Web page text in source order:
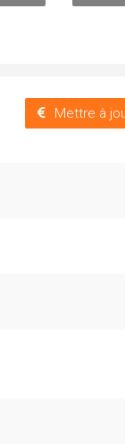
Mettre à